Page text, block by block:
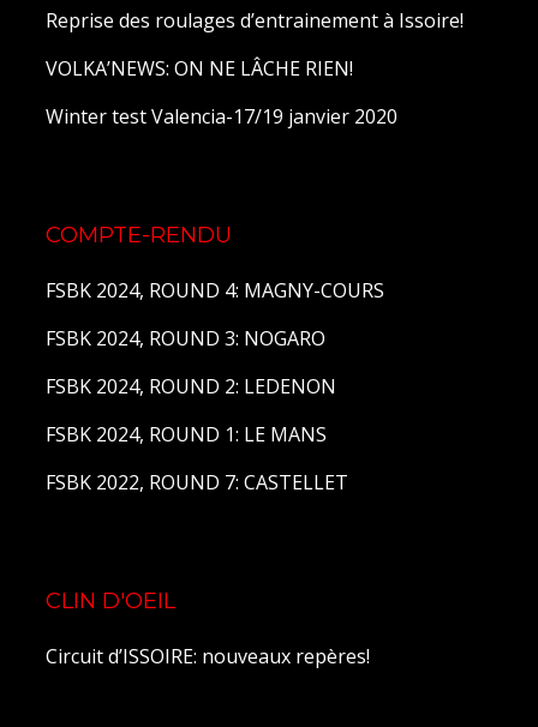
Reprise des roulages d’entrainement à Issoire!
VOLKA’NEWS: ON NE LÂCHE RIEN!
Winter test Valencia-17/19 janvier 2020
COMPTE-RENDU
FSBK 2024, ROUND 4: MAGNY-COURS
FSBK 2024, ROUND 3: NOGARO
FSBK 2024, ROUND 2: LEDENON
FSBK 2024, ROUND 1: LE MANS
FSBK 2022, ROUND 7: CASTELLET
CLIN D'OEIL
Circuit d’ISSOIRE: nouveaux repères!